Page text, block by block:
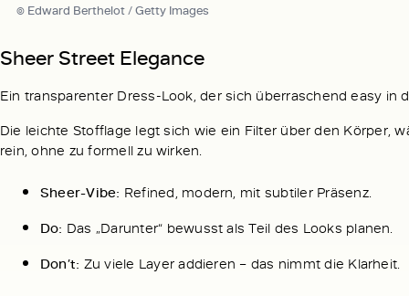
© Edward Berthelot / Getty Images
Sheer Street Elegance
Ein transparenter Dress-Look, der sich überraschend easy in
Die leichte Stofflage legt sich wie ein Filter über den Körper,
rein, ohne zu formell zu wirken.
Sheer-Vibe: Refined, modern, mit subtiler Präsenz.
Do: Das „Darunter“ bewusst als Teil des Looks planen.
Don’t: Zu viele Layer addieren – das nimmt die Klarheit.